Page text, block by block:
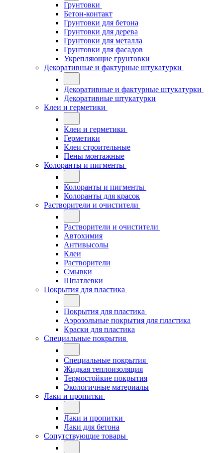
Грунтовки
Бетон-контакт
Грунтовки для бетона
Грунтовки для дерева
Грунтовки для металла
Грунтовки для фасадов
Укрепляющие грунтовки
Декоративные и фактурные штукатурки
Декоративные и фактурные штукатурки
Декоративные штукатурки
Клеи и герметики
Клеи и герметики
Герметики
Клеи строительные
Пены монтажные
Колоранты и пигменты
Колоранты и пигменты
Колоранты для красок
Растворители и очистители
Растворители и очистители
Автохимия
Антивысолы
Клеи
Растворители
Смывки
Шпатлевки
Покрытия для пластика
Покрытия для пластика
Аэрозольные покрытия для пластика
Краски для пластика
Специальные покрытия
Специальные покрытия
Жидкая теплоизоляция
Термостойкие покрытия
Экологичные материалы
Лаки и пропитки
Лаки и пропитки
Лаки для бетона
Сопутствующие товары